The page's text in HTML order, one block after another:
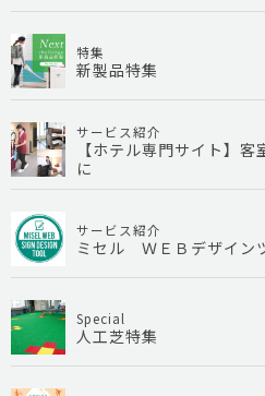
特集
新製品特集
サービス紹介
【ホテル専門サイト】
に
サービス紹介
ミセル ＷＥＢデザイン
Special
人工芝特集